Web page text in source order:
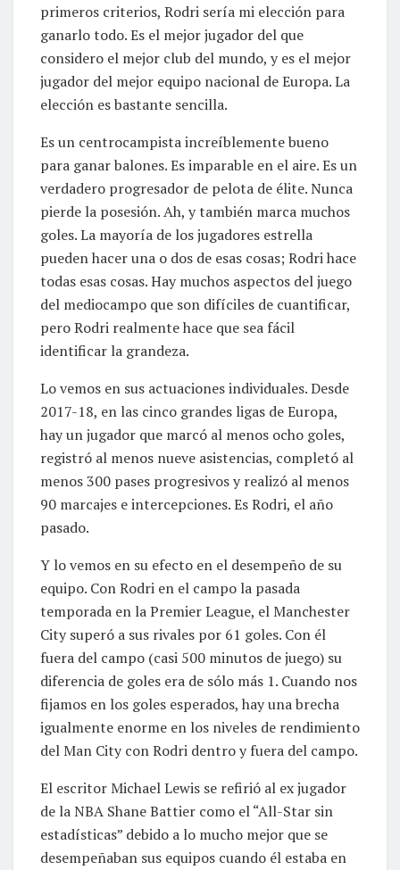
primeros criterios, Rodri sería mi elección para
ganarlo todo. Es el mejor jugador del que
considero el mejor club del mundo, y es el mejor
jugador del mejor equipo nacional de Europa. La
elección es bastante sencilla.
Es un centrocampista increíblemente bueno
para ganar balones. Es imparable en el aire. Es un
verdadero progresador de pelota de élite. Nunca
pierde la posesión. Ah, y también marca muchos
goles. La mayoría de los jugadores estrella
pueden hacer una o dos de esas cosas; Rodri hace
todas esas cosas. Hay muchos aspectos del juego
del mediocampo que son difíciles de cuantificar,
pero Rodri realmente hace que sea fácil
identificar la grandeza.
Lo vemos en sus actuaciones individuales. Desde
2017-18, en las cinco grandes ligas de Europa,
hay un jugador que marcó al menos ocho goles,
registró al menos nueve asistencias, completó al
menos 300 pases progresivos y realizó al menos
90 marcajes e intercepciones. Es Rodri, el año
pasado.
Y lo vemos en su efecto en el desempeño de su
equipo. Con Rodri en el campo la pasada
temporada en la Premier League, el Manchester
City superó a sus rivales por 61 goles. Con él
fuera del campo (casi 500 minutos de juego) su
diferencia de goles era de sólo más 1. Cuando nos
fijamos en los goles esperados, hay una brecha
igualmente enorme en los niveles de rendimiento
del Man City con Rodri dentro y fuera del campo.
El escritor Michael Lewis se refirió al ex jugador
de la NBA Shane Battier como el “All-Star sin
estadísticas” debido a lo mucho mejor que se
desempeñaban sus equipos cuando él estaba en